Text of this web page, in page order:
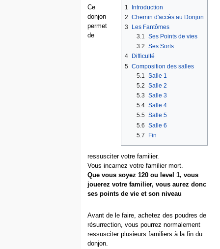
1
Introduction
2 Chemin d'accès au Donjon
3
Les Fantômes
3.1 Ses Points de vies
3.2 Ses Sorts
4
Difficulté
5 Composition des salles
5.1
Salle 1
5.2 Salle 2
5.3 Salle 3
5.4 Salle 4
5.5 Salle 5
5.6 Salle 6
5.7
Fin
Ce
donjon
permet
de
ressusciter votre familier.
Vous incarnez votre familier mort.
Que vous soyez 120 ou level 1, vous
jouerez votre familier, vous aurez donc
ses points de vie et son niveau
Avant de le faire, achetez des poudres de
résurrection, vous pourrez normalement
ressusciter plusieurs familiers à la fin du
donjon.